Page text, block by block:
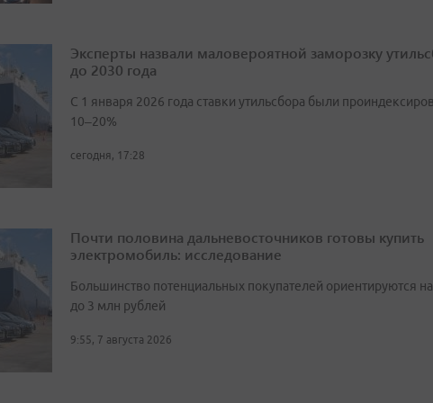
Эксперты назвали маловероятной заморозку
до 2030 года
С 1 января 2026 года ставки утильсбора были
10–20%
сегодня, 17:28
Почти половина дальневосточников готовы купить
электромобиль: исследование
Большинство потенциальных покупателей ориентируются
до 3 млн рублей
9:55, 7 августа 2026